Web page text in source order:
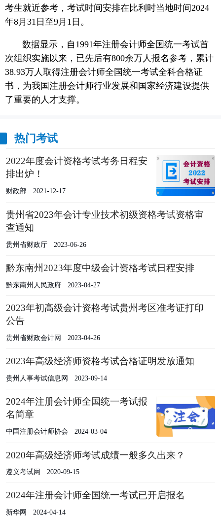
考生就近参考，考试时间安排在比利时当地时间2024
年8月31日至9月1日。
数据显示，自1991年注册会计师全国统一考试首
次组织实施以来，已先后有800余万人报名参考，累计
38.93万人取得注册会计师全国统一考试全科合格证
书，为我国注册会计师行业发展和国家经济建设提供
了重要的人才支撑。
热门考试
2022年度会计资格考试考务日程安
排出炉！
财政部 2021-12-17
贵州省2023年会计专业技术初级资格考试资格审
查通知
贵州省财政厅 2023-06-26
黔东南州2023年度中级会计资格考试日程安排
黔东南州人民政府 2023-04-27
2023年初高级会计资格考试贵州考区准考证打印
公告
贵州省财政会计网 2023-04-26
2023年高级经济师资格考试合格证明发放通知
贵州人事考试信息网 2023-09-14
2024年注册会计师全国统一考试报
名简章
中国注册会计师协会 2024-03-04
2020年高级经济师考试成绩一般多久出来？
遵义考试网 2020-09-15
2024年注册会计师全国统一考试已开启报名
新华网 2024-04-14